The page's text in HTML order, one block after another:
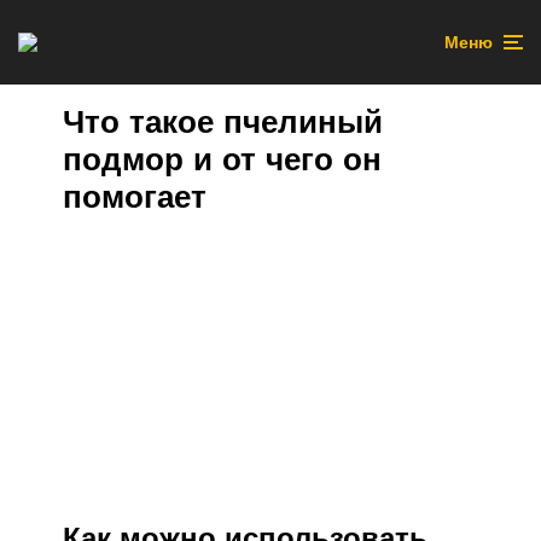
Меню
Что такое пчелиный
подмор и от чего он
помогает